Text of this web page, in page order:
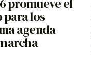
promueve el
los
agenda